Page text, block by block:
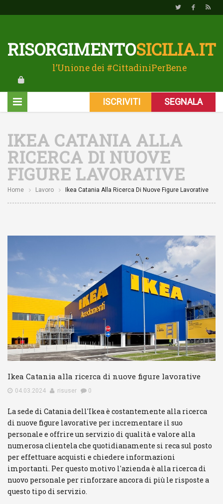
RISORGIMENTOSICILIA.IT
l’Unione dei #CittadiniPerBene
ISCRIVITI SEGNALA
IKEA CATANIA ALLA
RICERCA DI NUOVE
FIGURE LAVORATIVE
Home Lavoro Ikea Catania Alla Ricerca Di Nuove Figure Lavorative
Ikea Catania alla ricerca di nuove figure lavorative
04.03.2024 risuser 0
La sede di Catania dell'Ikea è costantemente alla ricerca
di nuove figure lavorative per incrementare il suo
personale e offrire un servizio di qualità e valore alla
numerosa clientela che quotidianamente si reca sul posto
per effettuare acquisti e chiedere informazioni
importanti. Per questo motivo l'azienda è alla ricerca di
nuovo personale per rinforzare ancora di più le risposte a
questo tipo di servizio.